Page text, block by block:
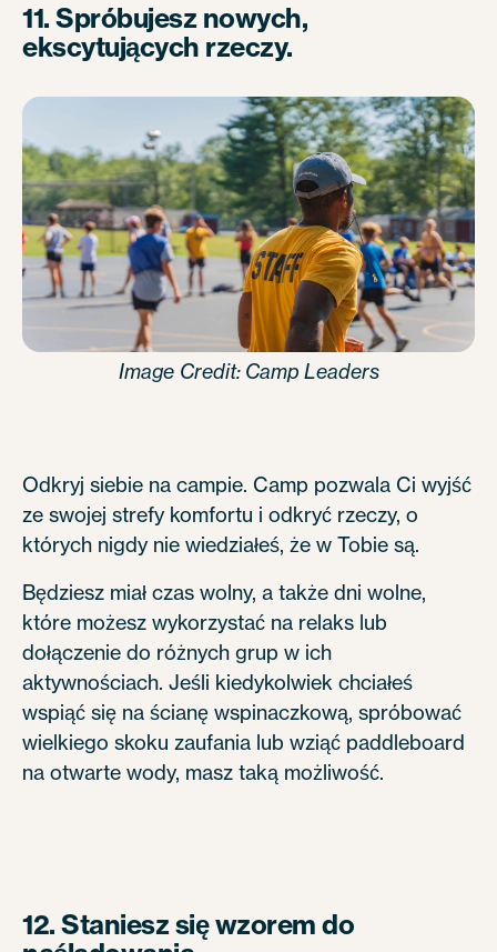
11. Spróbujesz nowych,
ekscytujących rzeczy.
Image Credit: Camp Leaders
Odkryj siebie na campie. Camp pozwala Ci wyjść
ze swojej strefy komfortu i odkryć rzeczy, o
których nigdy nie wiedziałeś, że w Tobie są.
Będziesz miał czas wolny, a także dni wolne,
które możesz wykorzystać na relaks lub
dołączenie do różnych grup w ich
aktywnościach. Jeśli kiedykolwiek chciałeś
wspiąć się na ścianę wspinaczkową, spróbować
wielkiego skoku zaufania lub wziąć paddleboard
na otwarte wody, masz taką możliwość.
12. Staniesz się wzorem do